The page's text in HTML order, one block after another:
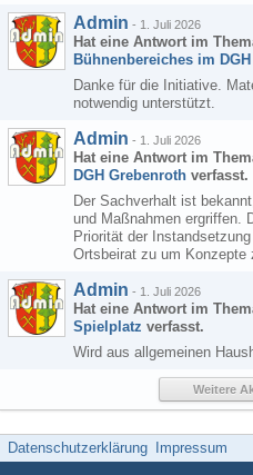
Admin - 1. Juli 2026
Hat eine Antwort im
Bühnenbereiches im
Danke für die Initiative.
notwendig unterstützt.
Admin - 1. Juli 2026
Hat eine Antwort im
DGH Grebenroth verfasst.
Der Sachverhalt ist
und Maßnahmen ergriffen.
Priorität der
Ortsbeirat zu um Konzepte
Admin - 1. Juli 2026
Hat eine Antwort im
Spielplatz verfasst.
Wird aus allgemeinen
Weitere
Datenschutzerklärung Impressum